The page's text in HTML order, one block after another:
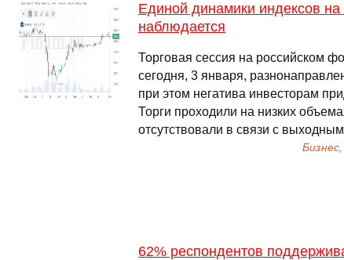
Единой динамики индексов
наблюдается
Торговая сессия на российском
сегодня, 3 января,
при этом негатива инвесторам
Торги проходили на низких
отсутствовали в связи с
62% респондентов